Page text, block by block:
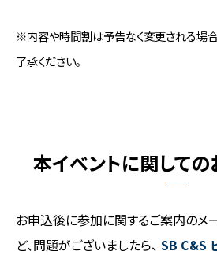
※内容や時間割は予告なく変更される場
了承ください。
本イベントに関して
お申込後に参加に関するご案内のメ
ど、問題がございましたら、 SB C&S